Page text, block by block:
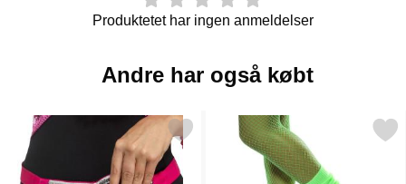
Produktetet har ingen anmeldelser
Andre har også købt
Markér 80'er Bæltetaske som favoritMarkér benvarmere